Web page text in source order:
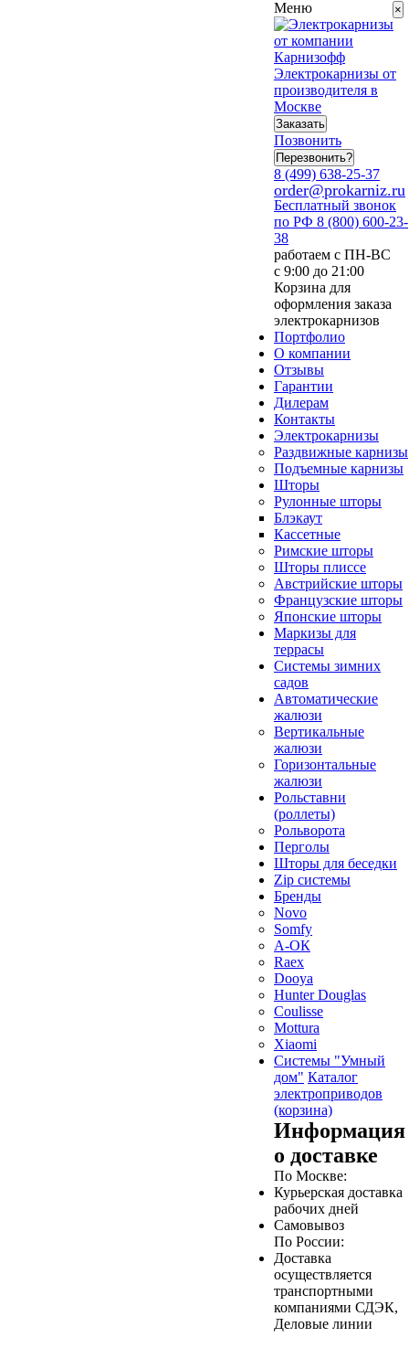
Меню
Электрокарнизы от
производителя в
Москве
Заказать
Позвонить
Перезвонить?
8 (499) 638-25-37
order@prokarniz.ru
Бесплатный звонок
по РФ 8 (800) 600-23-
38
работаем с ПН-ВС
с 9:00 до 21:00
Корзина для
оформления заказа
электрокарнизов
Портфолио
О компании
Отзывы
Гарантии
Дилерам
Контакты
Электрокарнизы
Раздвижные карнизы
Подъемные карнизы
Шторы
Рулонные шторы
Блэкаут
Кассетные
Римские шторы
Шторы плиссе
Австрийские шторы
Французские шторы
Японские шторы
Маркизы для
террасы
Системы зимних
садов
Автоматические
жалюзи
Вертикальные
жалюзи
Горизонтальные
жалюзи
Рольставни
(роллеты)
Рольворота
Перголы
Шторы для беседки
Zip системы
Бренды
Novo
Somfy
А-ОК
Raex
Dooya
Hunter Douglas
Coulisse
Mottura
Xiaomi
Системы "Умный
дом" Каталог
электроприводов
(корзина)
Информация
о доставке
По Москве:
Курьерская доставка
рабочих дней
Самовывоз
По России:
Доставка
осуществляется
транспортными
компаниями СДЭК,
Деловые линии
×